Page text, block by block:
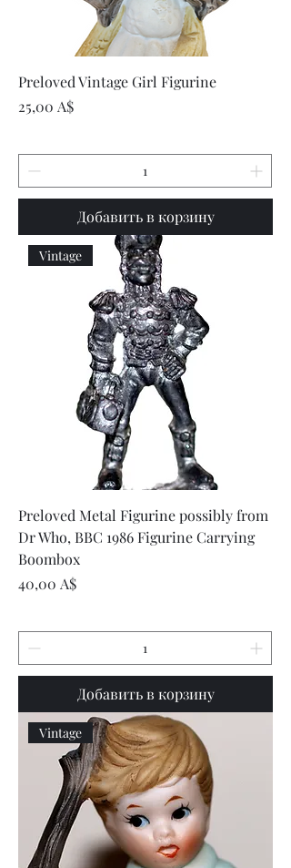
Preloved Vintage Girl Figurine
Цена
25,00 A$
Добавить в корзину
Vintage
Preloved Metal Figurine possibly from
Dr Who, BBC 1986 Figurine Carrying
Boombox
Цена
40,00 A$
Добавить в корзину
Vintage